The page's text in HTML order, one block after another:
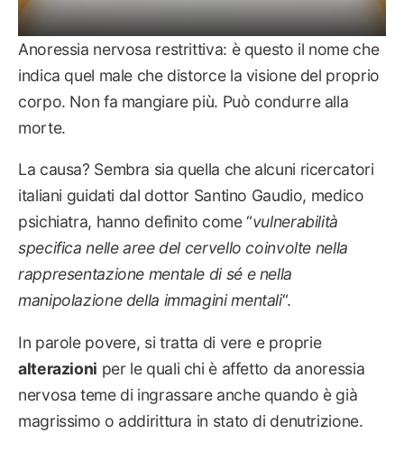
Anoressia nervosa restrittiva: è questo il nome che
indica quel male che distorce la visione del proprio
corpo. Non fa mangiare più. Può condurre alla
morte.
La causa? Sembra sia quella che alcuni ricercatori
italiani guidati dal dottor Santino Gaudio, medico
psichiatra, hanno definito come “vulnerabilità
specifica nelle aree del cervello coinvolte nella
rappresentazione mentale di sé e nella
manipolazione della immagini mentali“.
In parole povere, si tratta di vere e proprie
alterazioni per le quali chi è affetto da anoressia
nervosa teme di ingrassare anche quando è già
magrissimo o addirittura in stato di denutrizione.